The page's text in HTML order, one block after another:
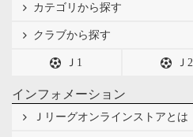
カテゴリから探す
クラブから探す
Ｊ1 Ｊ2
インフォメーション
Ｊリーグオンラインストアとは